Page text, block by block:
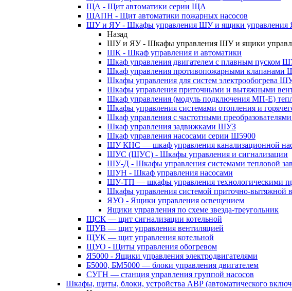
ЩА - Щит автоматики серии ЩА
ЩАПН - Щит автоматики пожарных насосов
ШУ и ЯУ - Шкафы управления ШУ и ящики управления
Назад
ШУ и ЯУ - Шкафы управления ШУ и ящики
ШК - Шкаф управления и автоматики
Шкаф управления двигателем с плавным пуском
Шкаф управления противопожарными
Шкафы управления для систем электрообогрева
Шкафы управления приточными и вытяжными
Шкаф управления (модуль подключения МП-Е)
Шкафы управления системами отопления и
Шкаф управления с частотными
Шкаф управления задвижками ШУЗ
Шкаф управления насосами серии Ш5900
ШУ КНС — шкаф управления канализационной
ШУС (ЩУС) - Шкафы управления и сигнализации
ШУ-Д - Шкафы управления системами тепловой
ШУН - Шкаф управления насосами
ШУ-ТП — шкафы управления технологическими
Шкафы управления системой приточно-
ЯУО - Ящики управления освещением
Ящики управления по схеме звезда-треугольник
ЩСК — щит сигнализации котельной
ЩУВ — щит управления вентиляцией
ЩУК — щит управления котельной
ЩУО - Щиты управления обогревом
Я5000 - Ящики управления электродвигателями
Б5000, БМ5000 — блоки управления двигателем
СУГН — станция управления группой насосов
Шкафы, щиты, блоки, устройства АВР (автоматического